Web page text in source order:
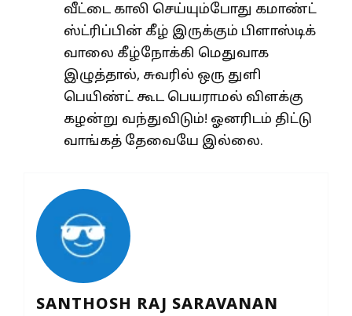
வீட்டை காலி செய்யும்போது கமாண்ட்
ஸ்ட்ரிப்பின் கீழ் இருக்கும் பிளாஸ்டிக்
வாலை கீழ்நோக்கி மெதுவாக
இழுத்தால், சுவரில் ஒரு துளி
பெயிண்ட் கூட பெயராமல் விளக்கு
கழன்று வந்துவிடும்! ஓனரிடம் திட்டு
வாங்கத் தேவையே இல்லை.
SANTHOSH RAJ SARAVANAN